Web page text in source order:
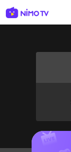
sentinelStart